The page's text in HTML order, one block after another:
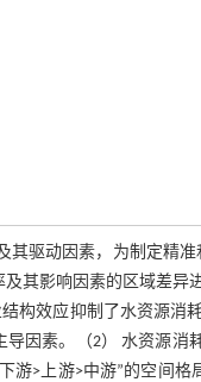
驱动因素，为制定精
及其影响因素的区域差异
构效应抑制了水资源
因素。（2） 水资源消
>上游>中游”的空间